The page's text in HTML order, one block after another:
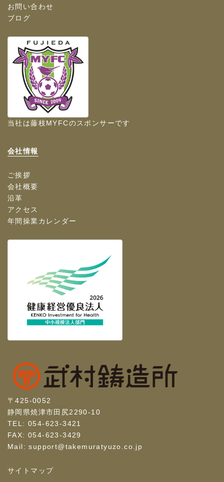
お問い合わせ
ブログ
当社は藤枝MYFCのスポンサーです
会社情報
ご挨拶
会社概要
沿革
アクセス
年間操業カレンダー
〒425-0052
静岡県焼津市田尻2290-10
TEL: 054-623-3421
FAX: 054-623-3429
Mail: support@takemuratyuzo.co.jp
サイトマップ